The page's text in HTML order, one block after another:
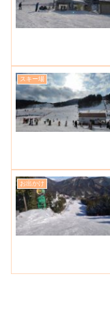
スキー場
お出かけ